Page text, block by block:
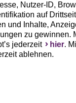
Nutzer-ID,
auf
und Inhalte,
zu gewinnen.
jederzeit
hier.
ablehnen.